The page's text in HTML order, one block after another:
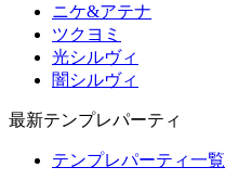
ニケ&アテナ
ツクヨミ
光シルヴィ
闇シルヴィ
最新テンプレパーティ
テンプレパーティ一覧